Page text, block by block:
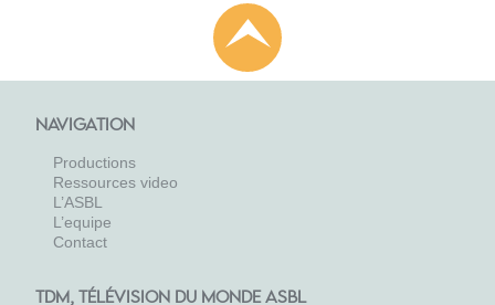
NAVIGATION
Productions
Ressources video
L’ASBL
L’equipe
Contact
TDM, TÉLÉVISION DU MONDE ASBL